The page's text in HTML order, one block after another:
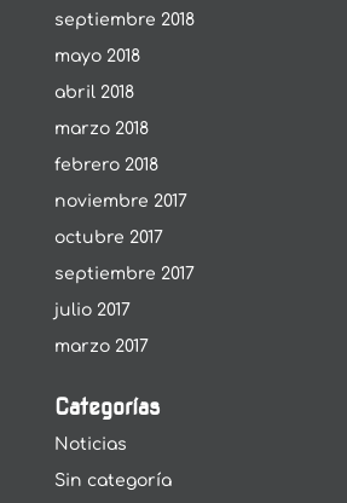
septiembre 2018
mayo 2018
abril 2018
marzo 2018
febrero 2018
noviembre 2017
octubre 2017
septiembre 2017
julio 2017
marzo 2017
Categorías
Noticias
Sin categoría